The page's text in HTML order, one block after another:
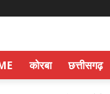
कोरबा छत्तीसगढ़